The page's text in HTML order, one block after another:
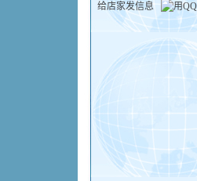
给店家发信息